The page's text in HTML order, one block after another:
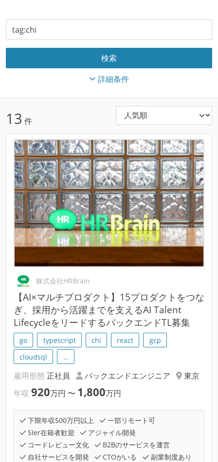
詳細条件
13 件
株式会社HRBrain
【AI×マルチプロダクト】15プロダクトをつな
ぎ、採用から活躍までを支えるAI Talent
LifecycleをリードするバックエンドTL募集
go typescript chi react
gcp
cloudsql
…
雇用形態 正社員 バックエンドエンジニア
東京
年収 920万円 〜 1,800万円
下限年収500万円以上
一部リモート可
SIer在籍者歓迎
アジャイル開発
コードレビュー文化
B2Bのサービスを運営
自社サービスを開発
CTOがいる
副業制度あり